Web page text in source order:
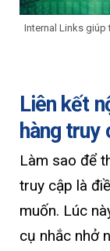
Internal Links giúp
Liên kết
hàng truy
Làm sao để
truy cập là
muốn. Lúc
cụ nhắc nhở